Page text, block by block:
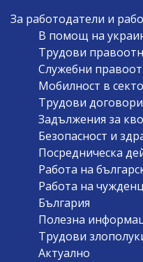
За работодатели и
В помощ на
Трудови
Служебни
Мобилност в
Трудови
Задължения за
Безопасност и
Посредническа
Работа на
Работа на
България
Полезна
Трудови
Актуално